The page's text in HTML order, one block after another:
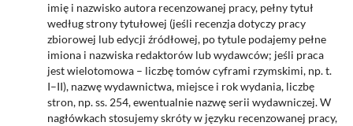
imię i nazwisko autora recenzowanej pracy, pełny tytuł
według strony tytułowej (jeśli recenzja dotyczy pracy
zbiorowej lub edycji źródłowej, po tytule podajemy pełne
imiona i nazwiska redaktorów lub wydawców; jeśli praca
jest wielotomowa – liczbę tomów cyframi rzymskimi, np. t.
I–II), nazwę wydawnictwa, miejsce i rok wydania, liczbę
stron, np. ss. 254, ewentualnie nazwę serii wydawniczej. W
nagłówkach stosujemy skróty w języku recenzowanej pracy,